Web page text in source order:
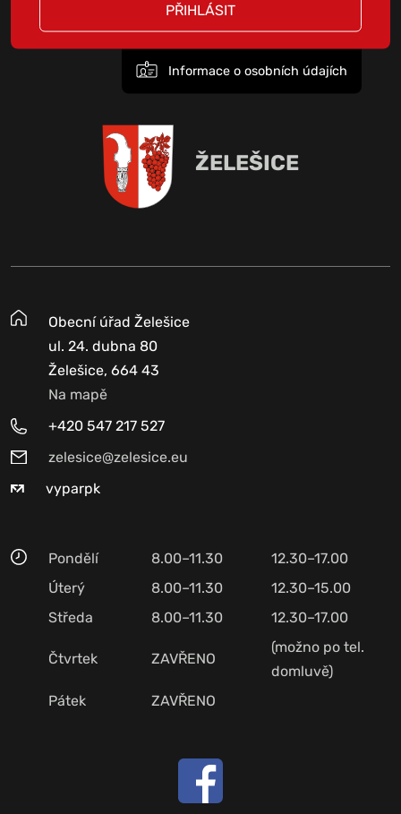
PŘIHLÁSIT
Informace o osobních údajích
ŽELEŠICE
Obecní úřad Želešice
ul. 24. dubna 80
Želešice, 664 43
Na mapě
+420 547 217 527
zelesice@zelesice.eu
vyparpk
Pondělí 8.00–11.30
12.30–17.00
Úterý
8.00–11.30
12.30–15.00
Středa
8.00–11.30 12.30–17.00
Čtvrtek ZAVŘENO
(možno po tel.
domluvě)
Pátek
ZAVŘENO